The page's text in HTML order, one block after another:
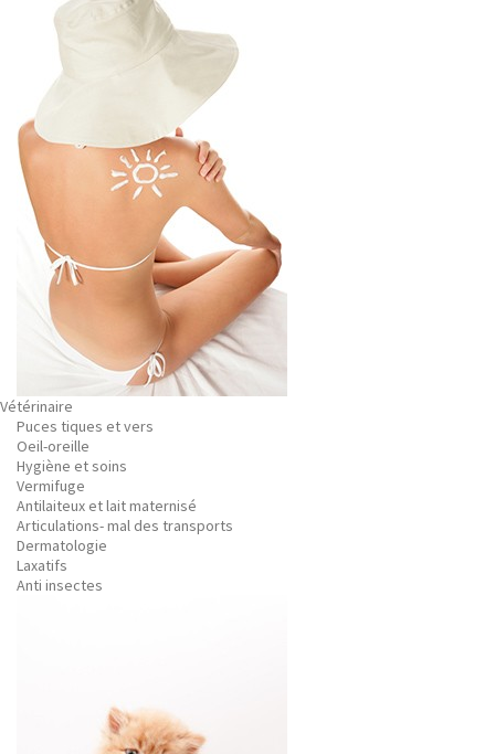
Vétérinaire
Puces tiques et vers
Oeil-oreille
Hygiène et soins
Vermifuge
Antilaiteux et lait maternisé
Articulations- mal des transports
Dermatologie
Laxatifs
Anti insectes